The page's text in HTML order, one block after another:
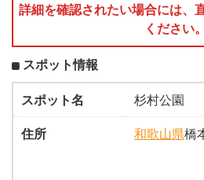
詳細を確認されたい場合には、
ください。
スポット情報
スポット名
杉村公園
住所
和歌山県橋